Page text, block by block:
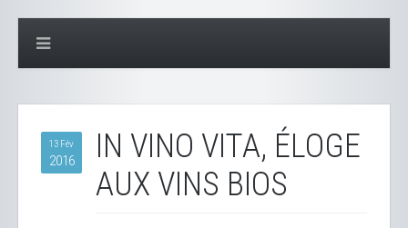
13 Fév
2016
IN VINO VITA, ÉLOGE
AUX VINS BIOS